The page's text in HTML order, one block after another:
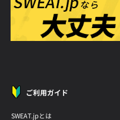
ご利用ガイド
SWEAT.jpとは